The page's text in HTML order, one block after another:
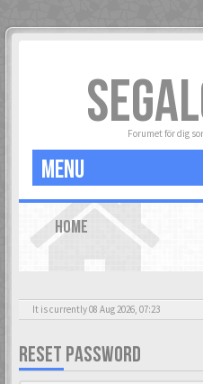
Forumet för dig
MENU
HOME
It is currently 08 Aug 2026, 07:23
RESET PASSWORD